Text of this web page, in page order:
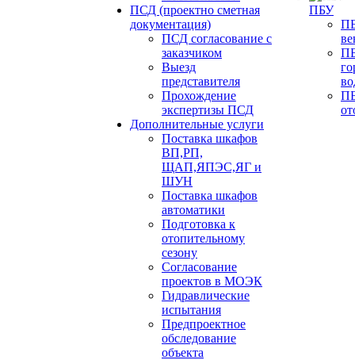
ПСД (проектно сметная
документация)
ПСД согласование с
заказчиком
Выезд
представителя
Прохождение
экспертизы ПСД
Дополнительные услуги
Поставка шкафов
ВП,РП,
ЩАП,ЯПЭС,ЯГ и
ШУН
Поставка шкафов
автоматики
Подготовка к
отопительному
сезону
Согласование
проектов в МОЭК
Гидравлические
испытания
Предпроектное
обследование
объекта
ПБУ